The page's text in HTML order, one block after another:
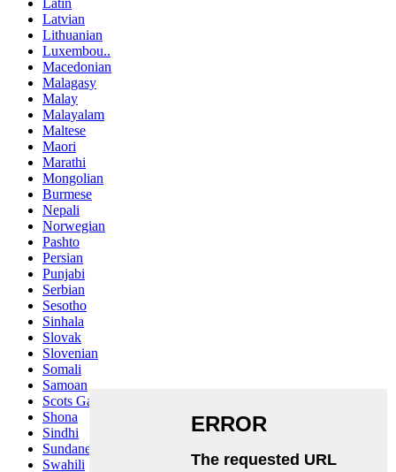
Latvian
Lithuanian
Luxembou..
Macedonian
Malagasy
Malay
Malayalam
Maltese
Maori
Marathi
Mongolian
Burmese
Nepali
Norwegian
Pashto
Persian
Punjabi
Serbian
Sesotho
Sinhala
Slovak
Slovenian
Somali
Samoan
Scots Gaelic
Shona
Sindhi
Sundanese
Swahili